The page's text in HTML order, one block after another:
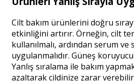
Cilt bakım ürünlerini doğru
etkinliğini artırır. Örneğin, cilt
kullanılmalı, ardından serum
uygulanmalıdır. Güneş
Yanlış sıralama ile bakım
azaltarak cildinize zarar